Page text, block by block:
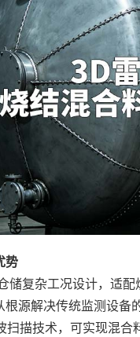
势
复杂工况设计，适配
源解决传统监测设备
描技术，可实现混合